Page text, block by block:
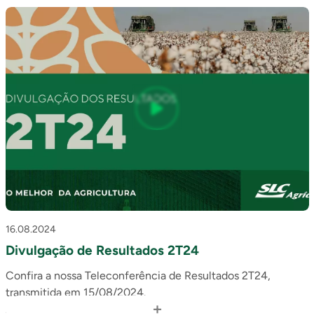
16.08.2024
Divulgação de Resultados 2T24
Confira a nossa Teleconferência de Resultados 2T24,
transmitida em 15/08/2024.
Acesse o release: https://bit.ly/Release2T24
+